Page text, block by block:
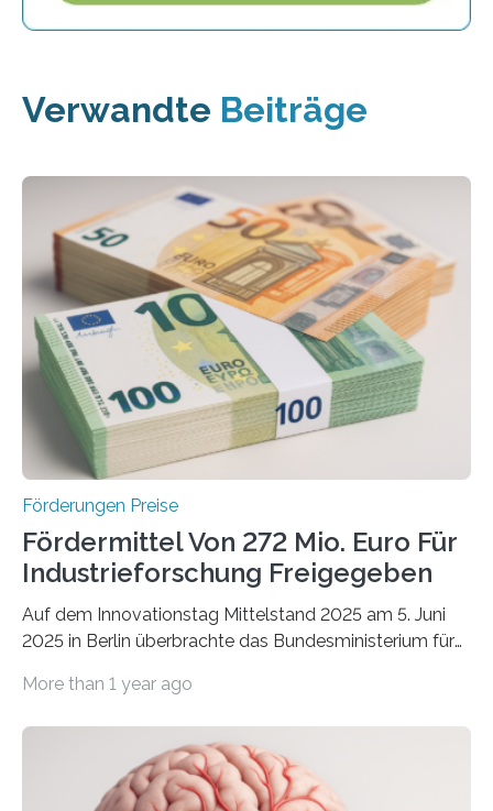
Verwandte Beiträge
Förderungen Preise
Fördermittel Von 272 Mio. Euro Für
Industrieforschung Freigegeben
Auf dem Innovationstag Mittelstand 2025 am 5. Juni
2025 in Berlin überbrachte das Bundesministerium für
Überplanmäßige Verpflichtungsermächtigungen in
Woche vom Haushaltsausschuss freigegeben – unter
anderem zur Unterstützung der
Industrieforschungsprogramme Industrielle
More than 1 year ago